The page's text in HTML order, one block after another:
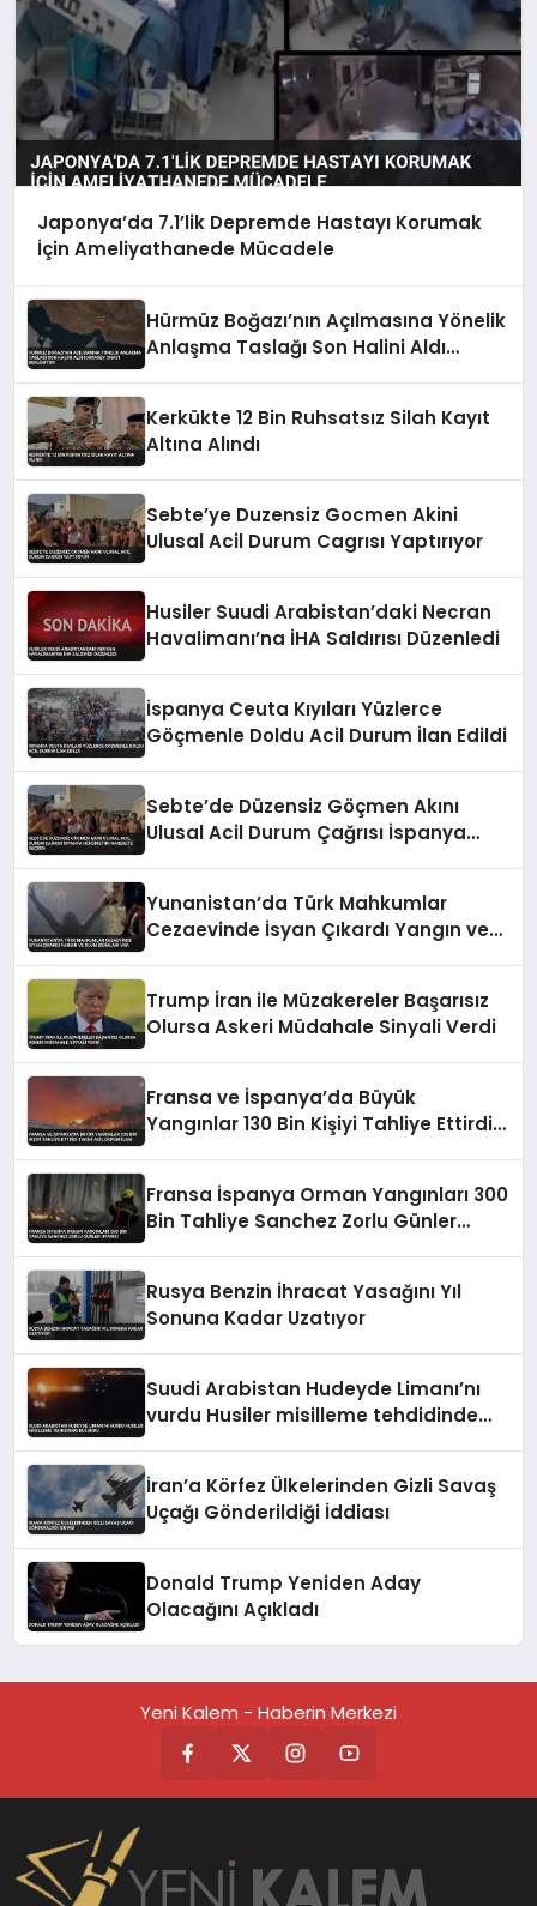
Japonya’da 7.1’lik Depremde Hastayı Korumak
İçin Ameliyathanede Mücadele
Hürmüz Boğazı’nın Açılmasına Yönelik
Anlaşma Taslağı Son Halini Aldı
Kerkükte 12 Bin Ruhsatsız Silah Kayıt
Altına Alındı
Sebte’ye Duzensiz Gocmen Akini
Ulusal Acil Durum Cagrısı Yaptırıyor
Husiler Suudi Arabistan’daki Necran
Havalimanı’na İHA Saldırısı Düzenledi
İspanya Ceuta Kıyıları Yüzlerce
Göçmenle Doldu Acil Durum İlan Edildi
Sebte’de Düzensiz Göçmen Akını
Ulusal Acil Durum Çağrısı İspanya
Yunanistan’da Türk Mahkumlar
Cezaevinde İsyan Çıkardı Yangın ve
Trump İran ile Müzakereler Başarısız
Olursa Askeri Müdahale Sinyali Verdi
Fransa ve İspanya’da Büyük
Yangınlar 130 Bin Kişiyi Tahliye Ettirdi
Fransa İspanya Orman Yangınları 300
Bin Tahliye Sanchez Zorlu Günler
Rusya Benzin İhracat Yasağını Yıl
Sonuna Kadar Uzatıyor
Suudi Arabistan Hudeyde Limanı’nı
vurdu Husiler misilleme tehdidinde
İran’a Körfez Ülkelerinden Gizli Savaş
Uçağı Gönderildiği İddiası
Donald Trump Yeniden Aday
Olacağını Açıkladı
Yeni Kalem - Haberin Merkezi